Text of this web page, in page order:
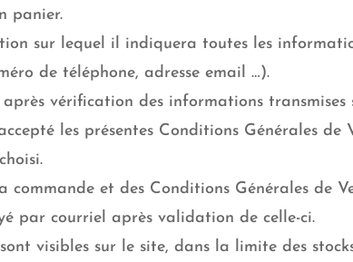
panier.
sur lequel il indiquera toutes les
de téléphone, adresse email …).
vérification des informations
les présentes Conditions Générales
et des Conditions Générales de
par courriel après validation de celle-ci.
visibles sur le site, dans la limite des